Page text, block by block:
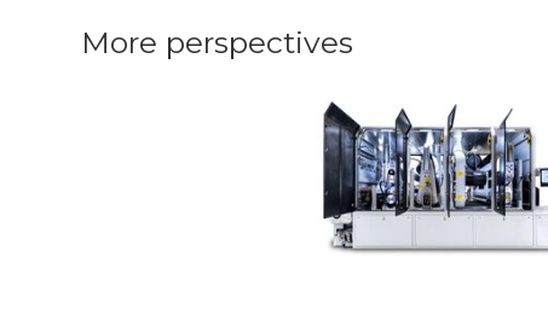
More perspectives